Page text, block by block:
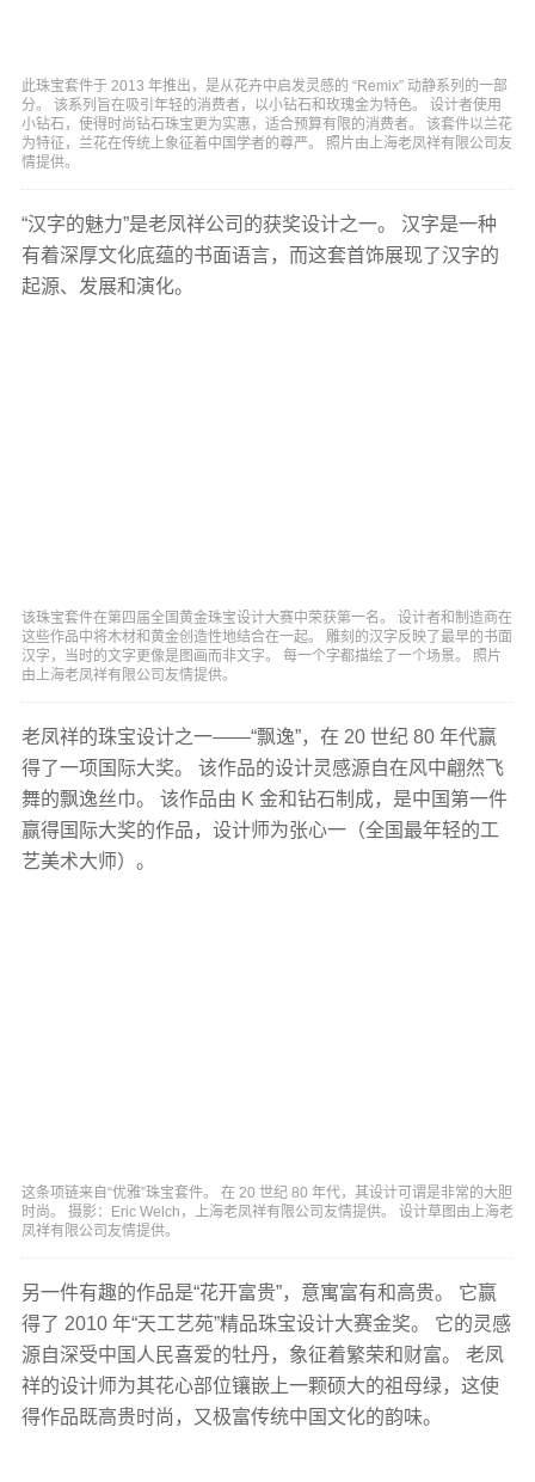
此珠宝套件于 2013 年推出，是从花卉中启发灵感的 “Remix” 动静系列的一部
分。 该系列旨在吸引年轻的消费者，以小钻石和玫瑰金为特色。 设计者使用
小钻石，使得时尚钻石珠宝更为实惠，适合预算有限的消费者。 该套件以兰花
为特征，兰花在传统上象征着中国学者的尊严。 照片由上海老凤祥有限公司友
情提供。
“汉字的魅力”是老凤祥公司的获奖设计之一。 汉字是一种
有着深厚文化底蕴的书面语言，而这套首饰展现了汉字的
起源、发展和演化。
该珠宝套件在第四届全国黄金珠宝设计大赛中荣获第一名。 设计者和制造商在
这些作品中将木材和黄金创造性地结合在一起。 雕刻的汉字反映了最早的书面
汉字，当时的文字更像是图画而非文字。 每一个字都描绘了一个场景。 照片
由上海老凤祥有限公司友情提供。
老凤祥的珠宝设计之一——“飘逸”，在 20 世纪 80 年代赢
得了一项国际大奖。 该作品的设计灵感源自在风中翩然飞
舞的飘逸丝巾。 该作品由 K 金和钻石制成，是中​​国第一件
赢得国际大奖的作品，设计师为张心一（全国最年轻的工
艺美术大师）。
这条项链来自“优雅”珠宝套件。 在 20 世纪 80 年代，其设计可谓是非常的大胆
时尚。 摄影：Eric Welch，上海老凤祥有限公司友情提供。 设计草图由上海老
凤祥有限公司友情提供。
另一件有趣的作品是“花开富贵”，意寓富有和高贵。 它赢
得了 2010 年“天工艺苑”精品珠宝设计大赛金奖。 它的灵感
源自深受中国人民喜爱的牡丹，象征着繁荣和财富。 老凤
祥的设计师为其花心部位镶嵌上一颗硕大的祖母绿，这使
得作品既高贵时尚，又极富传统中国文化的韵味。